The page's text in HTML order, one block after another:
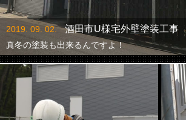
2019. 09. 02. 酒田市U様宅外壁塗装工事
真冬の塗装も出来るんですよ！